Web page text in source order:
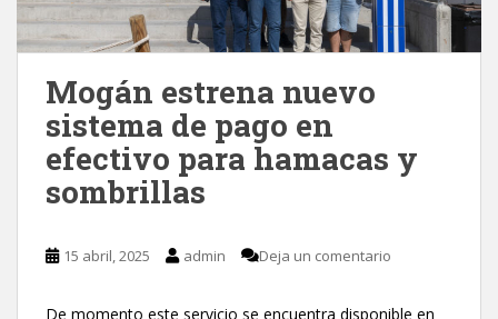
Mogán estrena nuevo
sistema de pago en
efectivo para hamacas y
sombrillas
15 abril, 2025 admin Deja un comentario
De momento este servicio se encuentra disponible en